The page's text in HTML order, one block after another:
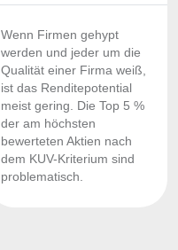
Wenn Firmen gehypt
werden und jeder um die
Qualität einer Firma weiß,
ist das Renditepotential
meist gering. Die Top 5 %
der am höchsten
bewerteten Aktien nach
dem KUV-Kriterium sind
problematisch.